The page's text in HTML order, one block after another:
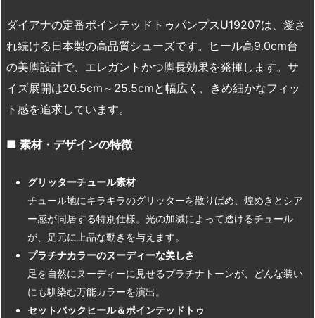
ダイアナの定番ポインテッドトゥパンプスU19207は、愛さ
れ続ける日本製の高品質シューズです。ヒール高9.0cm台
の美脚設計で、エレガントかつ脚長効果を発揮します。サ
イズ展開は20.5cm～25.5cmと幅広く、きめ細かなフィッ
ト感を追求しています。
■ 素材・デザインの特徴
グリッターチュール素材
チュール地にキラキラのグリッターを散りばめ、煌めきとシア
ー感が同居する特別仕様。光の加減によって透けるチュール
が、足元に上品な動きを与えます。
プラチナカラーのヌーディーな美しさ
足を自然にヌーディーに見せるプラチナトーンが、どんな装い
にも馴染む万能カラーを演出。
セットバックヒール＆ポインテッドトゥ